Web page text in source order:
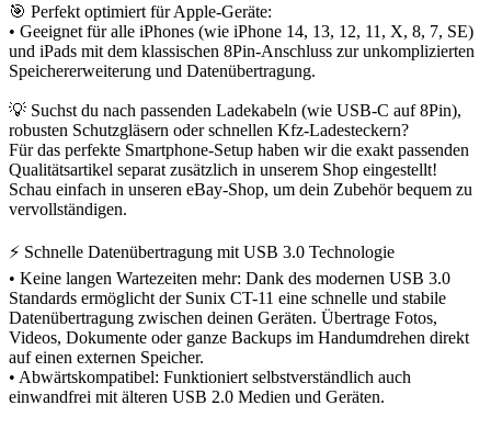
🎯 Perfekt optimiert für Apple-Geräte:
• Geeignet für alle iPhones (wie iPhone 14, 13, 12, 11, X, 8, 7, SE)
und iPads mit dem klassischen 8Pin-Anschluss zur unkomplizierten
Speichererweiterung und Datenübertragung.
💡 Suchst du nach passenden Ladekabeln (wie USB-C auf 8Pin),
robusten Schutzgläsern oder schnellen Kfz-Ladesteckern?
Für das perfekte Smartphone-Setup haben wir die exakt passenden
Qualitätsartikel separat zusätzlich in unserem Shop eingestellt!
Schau einfach in unseren eBay-Shop, um dein Zubehör bequem zu
vervollständigen.
⚡ Schnelle Datenübertragung mit USB 3.0 Technologie
• Keine langen Wartezeiten mehr: Dank des modernen USB 3.0
Standards ermöglicht der Sunix CT-11 eine schnelle und stabile
Datenübertragung zwischen deinen Geräten. Übertrage Fotos,
Videos, Dokumente oder ganze Backups im Handumdrehen direkt
auf einen externen Speicher.
• Abwärtskompatibel: Funktioniert selbstverständlich auch
einwandfrei mit älteren USB 2.0 Medien und Geräten.